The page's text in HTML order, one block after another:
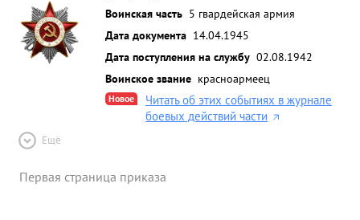
Воинская часть 5 гвардейская армия
Дата документа 14.04.1945
Дата поступления на службу 02.08.1942
Воинское звание красноармеец
Новое
Читать об этих событиях в журнале
боевых действий части
Ещё
Первая страница приказа